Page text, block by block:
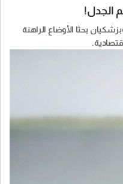
الجدل!
بحثا الأوضاع الراهنة